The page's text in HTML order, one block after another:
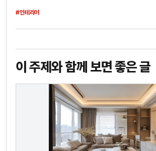
#인테리어
이 주제와 함께 보면 좋은 글